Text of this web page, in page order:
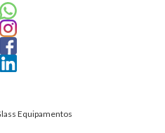
Equipamentos